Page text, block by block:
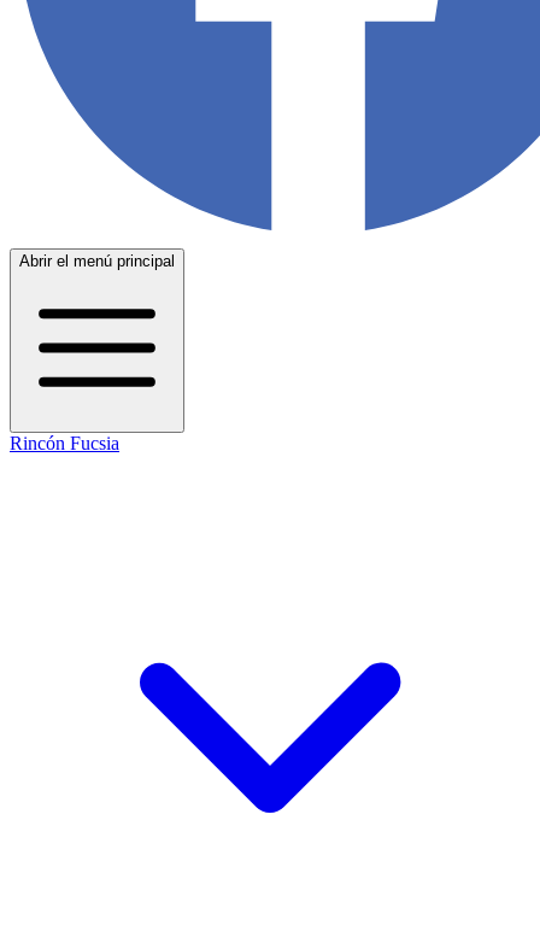
Abrir el menú principal
Rincón Fucsia